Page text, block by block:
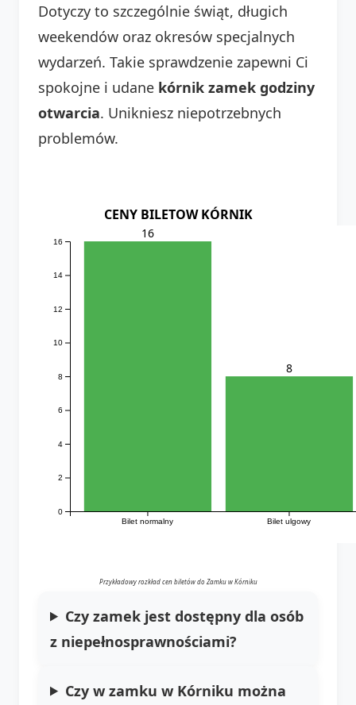
Dotyczy to szczególnie świąt, długich
weekendów oraz okresów specjalnych
wydarzeń. Takie sprawdzenie zapewni Ci
spokojne i udane kórnik zamek godziny
otwarcia. Unikniesz niepotrzebnych
problemów.
CENY BILETOW KÓRNIK
Bilet normalny Bilet ulgowy
0
2
4
6
8
10
12
14
16
16
8
Przykładowy rozkład cen biletów do Zamku w Kórniku
Czy zamek jest dostępny dla osób
z niepełnosprawnościami?
Czy wzamku w Kórniku można